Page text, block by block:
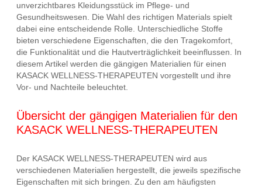
unverzichtbares Kleidungsstück im Pflege- und
Gesundheitswesen. Die Wahl des richtigen Materials spielt
dabei eine entscheidende Rolle. Unterschiedliche Stoffe
bieten verschiedene Eigenschaften, die den Tragekomfort,
die Funktionalität und die Hautverträglichkeit beeinflussen. In
diesem Artikel werden die gängigen Materialien für einen
KASACK WELLNESS-THERAPEUTEN vorgestellt und ihre
Vor- und Nachteile beleuchtet.
Übersicht der gängigen Materialien für den
KASACK WELLNESS-THERAPEUTEN
Der KASACK WELLNESS-THERAPEUTEN wird aus
verschiedenen Materialien hergestellt, die jeweils spezifische
Eigenschaften mit sich bringen. Zu den am häufigsten